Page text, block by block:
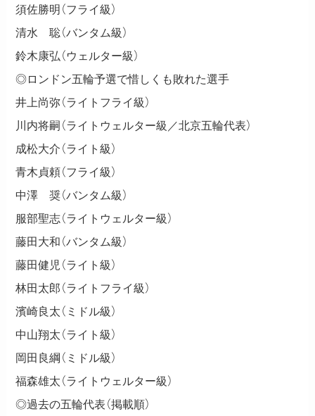
須佐勝明（フライ級）
清水 聡（バンタム級）
鈴木康弘（ウェルター級）
◎ロンドン五輪予選で惜しくも敗れた選手
井上尚弥（ライトフライ級）
川内将嗣（ライトウェルター級／北京五輪代表）
成松大介（ライト級）
青木貞頼（フライ級）
中澤 奨（バンタム級）
服部聖志（ライトウェルター級）
藤田大和（バンタム級）
藤田健児（ライト級）
林田太郎（ライトフライ級）
濱崎良太（ミドル級）
中山翔太（ライト級）
岡田良綱（ミドル級）
福森雄太（ライトウェルター級）
◎過去の五輪代表（掲載順）